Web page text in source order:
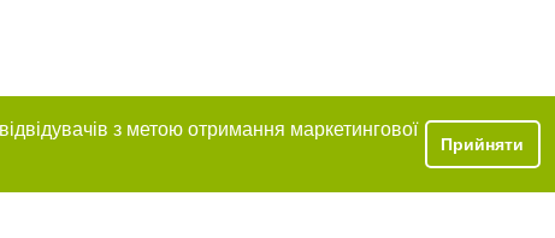
з метою отримання маркетингової
Прийняти